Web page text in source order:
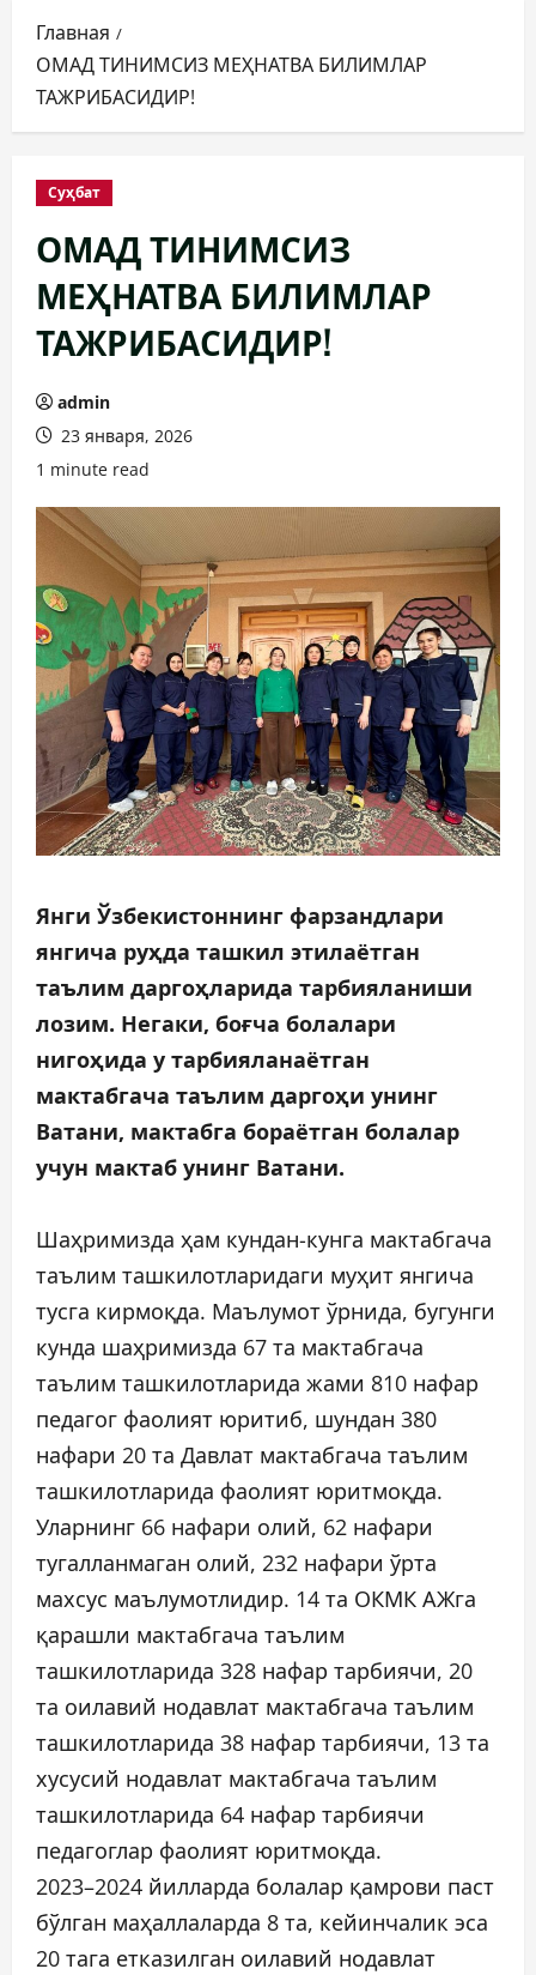
Главная
ОМАД ТИНИМСИЗ МЕҲНАТВА БИЛИМЛАР
ТАЖРИБАСИДИР!
Суҳбат
ОМАД ТИНИМСИЗ
МЕҲНАТВА БИЛИМЛАР
ТАЖРИБАСИДИР!
admin
23 января, 2026
1 minute read
Янги Ўзбекистоннинг фарзандлари
янгича руҳда ташкил этилаётган
таълим даргоҳларида тарбияланиши
лозим. Негаки, боғча болалари
нигоҳида у тарбияланаётган
мактабгача таълим даргоҳи унинг
Ватани, мактабга бораётган болалар
учун мактаб унинг Ватани.
Шаҳримизда ҳам кундан-кунга мактабгача
таълим ташкилотларидаги муҳит янгича
тусга кирмоқда. Маълумот ўрнида, бугунги
кунда шаҳримизда 67 та мактабгача
таълим ташкилотларида жами 810 нафар
педагог фаолият юритиб, шундан 380
нафари 20 та Давлат мактабгача таълим
ташкилотларида фаолият юритмоқда.
Уларнинг 66 нафари олий, 62 нафари
тугалланмаган олий, 232 нафари ўрта
махсус маълумотлидир. 14 та ОКМК АЖга
қарашли мактабгача таълим
ташкилотларида 328 нафар тарбиячи, 20
та оилавий нодавлат мактабгача таълим
ташкилотларида 38 нафар тарбиячи, 13 та
хусусий нодавлат мактабгача таълим
ташкилотларида 64 нафар тарбиячи
педагоглар фаолият юритмоқда.
2023–2024 йилларда болалар қамрови паст
бўлган маҳаллаларда 8 та, кейинчалик эса
20 тага етказилган оилавий нодавлат